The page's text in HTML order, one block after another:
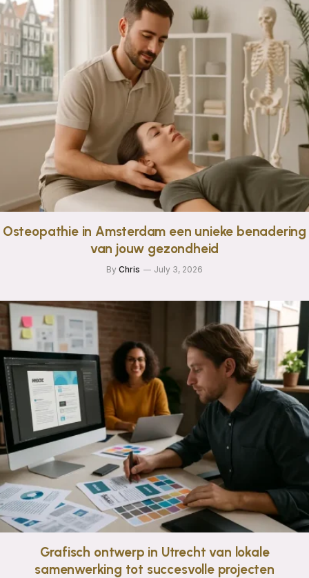
Osteopathie in Amsterdam een unieke benadering
van jouw gezondheid
By Chris July 3, 2026
Grafisch ontwerp in Utrecht van lokale
samenwerking tot succesvolle projecten